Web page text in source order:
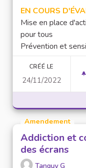
EN COURS
Mise en place
pour tous
Prévention et
CRÉÉ LE
24/11/2022
Amendement
Addiction et
des écrans
Tanguy G